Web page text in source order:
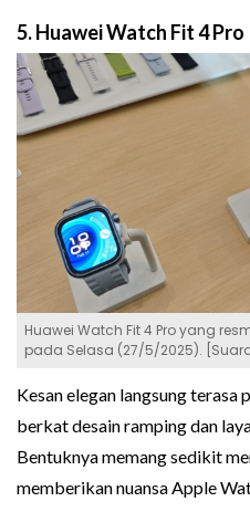
5. Huawei Watch Fit 4 Pro
Huawei Watch Fit 4 Pro yang
pada Selasa (27/5/2025).
Kesan elegan langsung
berkat desain ramping dan
Bentuknya memang sedikit
memberikan nuansa Apple